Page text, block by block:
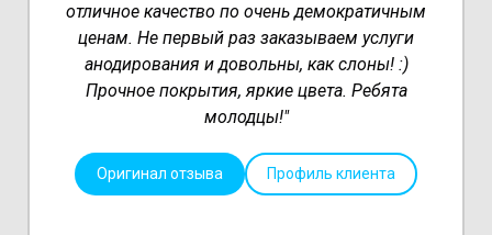
отличное качество по очень демократичным
ценам. Не первый раз заказываем услуги
анодирования и довольны, как слоны! :)
Прочное покрытия, яркие цвета. Ребята
молодцы!"
Оригинал отзыва Профиль клиента